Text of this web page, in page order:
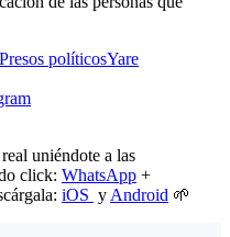
Presos políticosYare
uniéndote a las
click: WhatsApp +
iOS y Android 🌱